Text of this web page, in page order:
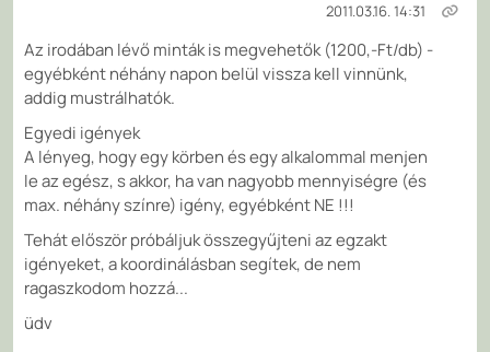
2011.03.16. 14:31
Az irodában lévő minták is megvehetők (1200,-Ft/db) -
egyébként néhány napon belül vissza kell vinnünk,
addig mustrálhatók.
Egyedi igények
A lényeg, hogy egy körben és egy alkalommal menjen
le az egész, s akkor, ha van nagyobb mennyiségre (és
max. néhány színre) igény, egyébként NE !!!
Tehát először próbáljuk összegyűjteni az egzakt
igényeket, a koordinálásban segítek, de nem
ragaszkodom hozzá...
üdv